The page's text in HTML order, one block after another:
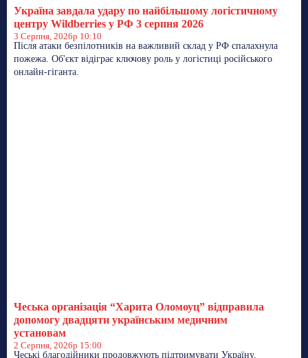
Україна завдала удару по найбільшому логістичному
центру Wildberries у РФ 3 серпня 2026
3 Серпня, 2026р 10:10
Після атаки безпілотників на важливий склад у РФ спалахнула
пожежа. Об'єкт відіграє ключову роль у логістиці російського
онлайн-гіганта.
Чеська організація “Харита Оломоуц” відправила
допомогу двадцяти українським медичним
установам
2 Серпня, 2026р 15:00
Чеські благодійники продовжують підтримувати Україну.